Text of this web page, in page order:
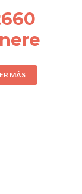
MÁS